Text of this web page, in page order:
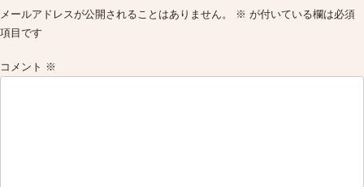
メールアドレスが公開されることはありません。 ※ が付いている欄は必須
項目です
コメント ※